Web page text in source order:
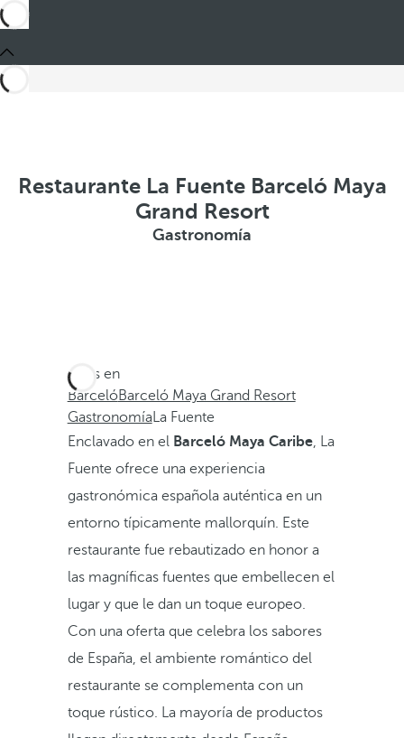
Restaurante La Fuente Barceló Maya
Grand Resort
Gastronomía
Estás en
BarcelóBarceló Maya Grand Resort
GastronomíaLa Fuente
Enclavado en el Barceló Maya Caribe, La
Fuente ofrece una experiencia
gastronómica española auténtica en un
entorno típicamente mallorquín. Este
restaurante fue rebautizado en honor a
las magníficas fuentes que embellecen el
lugar y que le dan un toque europeo.
Con una oferta que celebra los sabores
de España, el ambiente romántico del
restaurante se complementa con un
toque rústico. La mayoría de productos